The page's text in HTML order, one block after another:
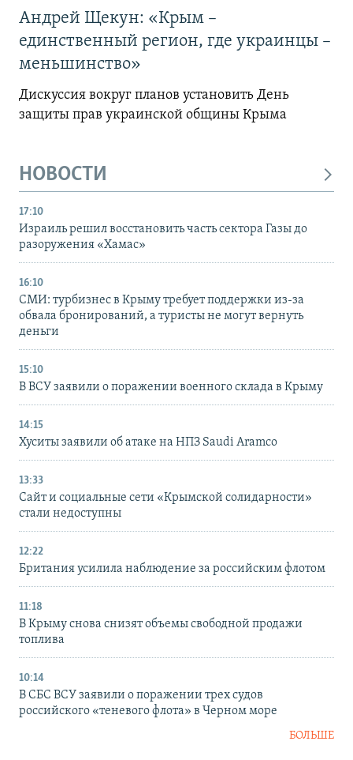
Андрей Щекун: «Крым –
единственный регион, где украинцы –
меньшинство»
Дискуссия вокруг планов установить День
защиты прав украинской общины Крыма
НОВОСТИ
17:10
Израиль решил восстановить часть сектора Газы до
разоружения «Хамас»
16:10
СМИ: турбизнес в Крыму требует поддержки из-за
обвала бронирований, а туристы не могут вернуть
деньги
15:10
В ВСУ заявили о поражении военного склада в Крыму
14:15
Хуситы заявили об атаке на НПЗ Saudi Aramco
13:33
Сайт и социальные сети «Крымской солидарности»
стали недоступны
12:22
Британия усилила наблюдение за российским флотом
11:18
В Крыму снова снизят объемы свободной продажи
топлива
10:14
В СБС ВСУ заявили о поражении трех судов
российского «теневого флота» в Черном море
БОЛЬШЕ